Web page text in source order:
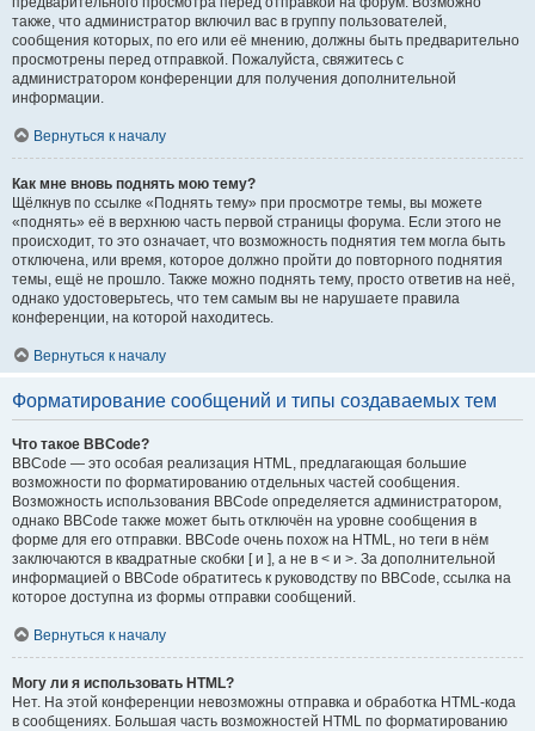
также, что администратор включил вас в группу пользователей,
сообщения которых, по его или её мнению, должны быть предварительно
просмотрены перед отправкой. Пожалуйста, свяжитесь с
администратором конференции для получения дополнительной
информации.
Вернуться к началу
Как мне вновь поднять мою тему?
Щёлкнув по ссылке «Поднять тему» при просмотре темы, вы можете
«поднять» её в верхнюю часть первой страницы форума. Если этого не
происходит, то это означает, что возможность поднятия тем могла быть
отключена, или время, которое должно пройти до повторного поднятия
темы, ещё не прошло. Также можно поднять тему, просто ответив на неё,
однако удостоверьтесь, что тем самым вы не нарушаете правила
конференции, на которой находитесь.
Вернуться к началу
Форматирование сообщений и типы создаваемых тем
Что такое BBCode?
BBCode — это особая реализация HTML, предлагающая большие
возможности по форматированию отдельных частей сообщения.
Возможность использования BBCode определяется администратором,
однако BBCode также может быть отключён на уровне сообщения в
форме для его отправки. BBCode очень похож на HTML, но теги в нём
заключаются в квадратные скобки [ и ], а не в < и >. За дополнительной
информацией о BBCode обратитесь к руководству по BBCode, ссылка на
которое доступна из формы отправки сообщений.
Вернуться к началу
Могу ли я использовать HTML?
Нет. На этой конференции невозможны отправка и обработка HTML-кода
в сообщениях. Большая часть возможностей HTML по форматированию